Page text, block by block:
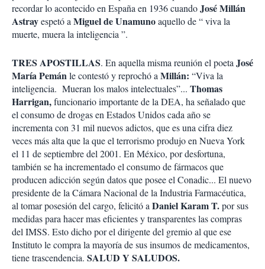
recordar lo acontecido en España en 1936 cuandoJosé Millán
Astrayespetó a Miguel de Unamunoaquello de “ viva la
muerte, muera la inteligencia ”.
TRES APOSTILLAS. En aquella misma reunión el poeta José
María Pemánle contestó y reprochó a Millán: “Viva la
inteligencia. Mueran los malos intelectuales”... Thomas
Harrigan,funcionario importante de la DEA, ha señalado que
el consumo de drogas en Estados Unidos cada año se
incrementa con 31 mil nuevos adictos, que es una cifra diez
veces más alta que la que el terrorismo produjo en Nueva York
el 11 de septiembre del 2001. En México, por desfortuna,
también se ha incrementado el consumo de fármacos que
producen adicción según datos que posee el Conadic... El nuevo
presidente de la Cámara Nacional de la Industria Farmacéutica,
al tomar posesión del cargo, felicitó a Daniel Karam T.por sus
medidas para hacer mas eficientes y transparentes las compras
del IMSS. Esto dicho por el dirigente del gremio al que ese
Instituto le compra la mayoría de sus insumos de medicamentos,
tiene trascendencia. SALUD Y SALUDOS.